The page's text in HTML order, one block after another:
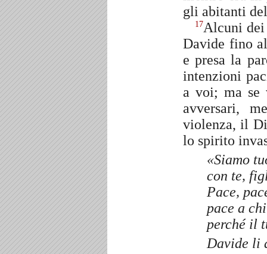
gli abitanti
17Alcuni
Davide fino
e presa la
intenzioni
a voi; ma se
avversari,
violenza, il
lo spirito
«Siamo
con te,
Pace,
pace a
perché il
Davide li